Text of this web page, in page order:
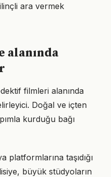
ara vermek
alanında
filmleri alanında
Doğal ve içten
kurduğu bağı
platformlarına taşıdığı
büyük stüdyoların